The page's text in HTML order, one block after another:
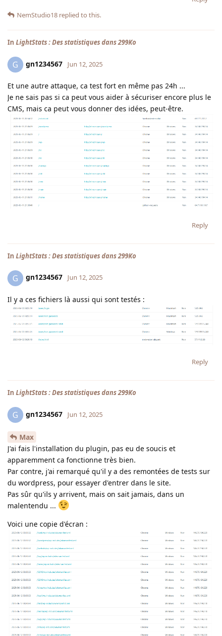
NemStudio18 replied to this.
In LightStats : Des statistiques dans 299Ko
G gn1234567 Jun 12, 2025
Et une autre attaque, ca test fort en même pas 24h ...
Je ne sais pas si ca peut vous aider à sécuriser encore plus le
CMS, mais ca peut vous donner des idées, peut-être.
Reply
In LightStats : Des statistiques dans 299Ko
G gn1234567 Jun 12, 2025
Il y a ces fichiers là aussi qui sont testés :
Reply
In LightStats : Des statistiques dans 299Ko
G gn1234567 Jun 12, 2025
Max
J'ai fais l'installation du plugin, pas eu de soucis et
apparemment ca fonctionne très bien.
Par contre, j'ai remarqué qu'il y a des remontées de tests sur
du wordpress, pour essayer d'entrer dans le site.
Pas sûr qu'ils y arrivent, mais on sait jamais, dans un
malentendu ...
Voici une copie d'écran :